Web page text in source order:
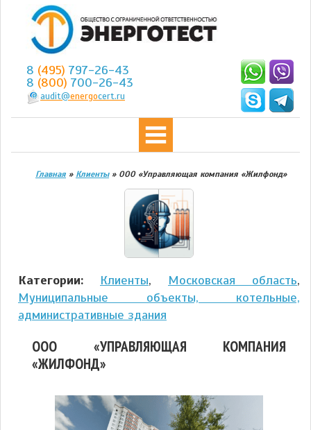
8 (495) 797-26-43
8 (800) 700-26-43
audit@energocert.ru
Главная » Клиенты» ООО «Управляющая компания «Жилфонд»
Категории: Клиенты, Московская область,
Муниципальные объекты, котельные,
административные здания
ООО «УПРАВЛЯЮЩАЯ КОМПАНИЯ
«ЖИЛФОНД»